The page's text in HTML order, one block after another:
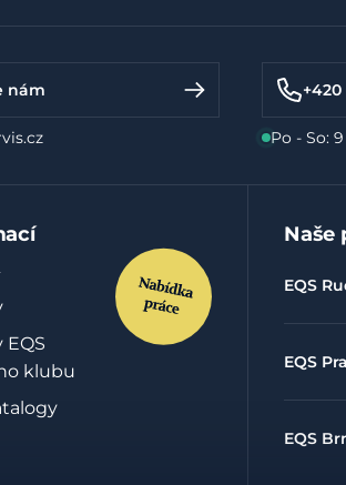
nám +420
Po - So:
klubu
Naše
EQS
EQS
EQS